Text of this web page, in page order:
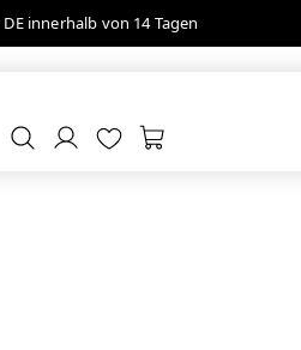
innerhalb von 14 Tagen